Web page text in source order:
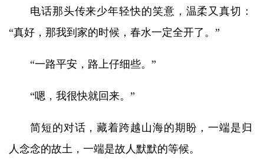
电话那头传来少年轻快的笑意，温柔又真切：
“真好，那我到家的时候，春水一定全开了。”
“一路平安，路上仔细些。”
“嗯，我很快就回来。”
简短的对话，藏着跨越山海的期盼，一端是归
人念念的故土，一端是故人默默的等候。